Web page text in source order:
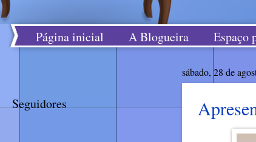
Página inicial A Blogueira Espaço
sábado, 28 de
Seguidores